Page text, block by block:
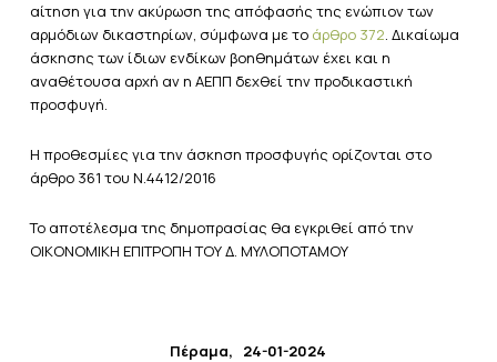
αίτηση για την ακύρωση της απόφασής της ενώπιον των
αρμόδιων δικαστηρίων, σύμφωνα με το άρθρο 372. Δικαίωμα
άσκησης των ίδιων ενδίκων βοηθημάτων έχει και η
αναθέτουσα αρχή αν η ΑΕΠΠ δεχθεί την προδικαστική
προσφυγή.
Η προθεσμίες για την άσκηση προσφυγής ορίζονται στο
άρθρο 361 του Ν.4412/2016
Το αποτέλεσμα της δημοπρασίας θα εγκριθεί από την
ΟΙΚΟΝΟΜΙΚΗ ΕΠΙΤΡΟΠΗ ΤΟΥ Δ. ΜΥΛΟΠΟΤΑΜΟΥ
Πέραμα, 24-01-2024